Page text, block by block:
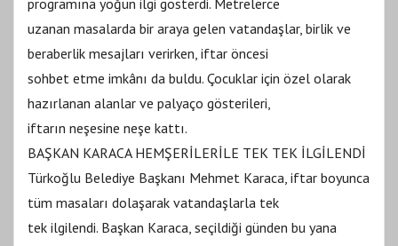
uzanan masalarda bir araya gelen vatandaşlar, birlik ve
beraberlik mesajları verirken, iftar öncesi
sohbet etme imkânı da buldu. Çocuklar için özel olarak
hazırlanan alanlar ve palyaço gösterileri,
iftarın neşesine neşe kattı.
BAŞKAN KARACA HEMŞERİLERİLE TEK TEK İLGİLENDİ
Türkoğlu Belediye Başkanı Mehmet Karaca, iftar boyunca
tüm masaları dolaşarak vatandaşlarla tek
tek ilgilendi. Başkan Karaca, seçildiği günden bu yana